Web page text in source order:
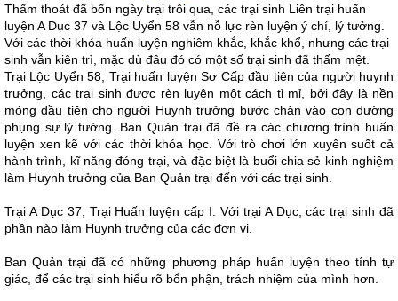
Thấm thoát đã bốn ngày trại trôi qua, các trại sinh Liên trại huấn
luyện A Dục 37 và Lộc Uyển 58 vẫn nỗ lực rèn luyện ý chí, lý tưởng.
Với các thời khóa huấn luyện nghiêm khắc, khắc khổ, nhưng các trại
sinh vẫn kiên trì, mặc dù đâu đó có một số trại sinh đã thấm mệt.
Trại Lộc Uyển 58, Trại huấn luyện Sơ Cấp đầu tiên của người huynh
trưởng, các trại sinh được rèn luyện một cách tỉ mỉ, bởi đây là nền
móng đầu tiên cho người Huynh trưởng bước chân vào con đường
phụng sự lý tưởng. Ban Quản trại đã đề ra các chương trình huấn
luyện xen kẽ với các thời khóa học. Với trò chơi lớn xuyên suốt cả
hành trình, kĩ năng đóng trại, và đặc biệt là buổi chia sẻ kinh nghiệm
làm Huynh trưởng của Ban Quản trại đến với các trại sinh.
Trại A Dục 37, Trại Huấn luyện cấp I. Với trại A Dục, các trại sinh đã
phần nào làm Huynh trưởng của các đơn vị.
Ban Quản trại đã có những phương pháp huấn luyện theo tính tự
giác, để các trại sinh hiểu rõ bổn phận, trách nhiệm của mình hơn.